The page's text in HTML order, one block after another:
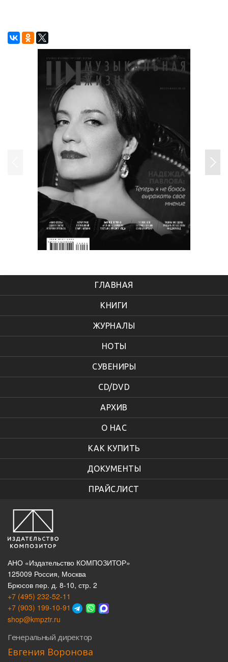
ГЛАВНАЯ
КНИГИ
ЖУРНАЛЫ
НОТЫ
СУВЕНИРЫ
CD/DVD
АРХИВ
О НАС
КАК КУПИТЬ
ДОКУМЕНТЫ
ПРАЙСЛИСТ
АНО «Издательство КОМПОЗИТОР»
125009 Россия, Москва
Брюсов пер. д. 8-10, стр. 2
+7 (495) 232-52-11
+7 (903) 199-10-91
shop@kmpztr.ru
Генеральный директор
Евгения Воронова